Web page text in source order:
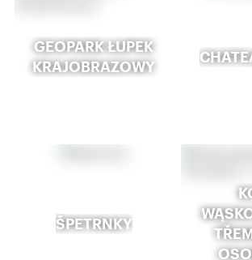
GEOPARK ŁUPEK
KRAJOBRAZOWY
ŠPETRNKY